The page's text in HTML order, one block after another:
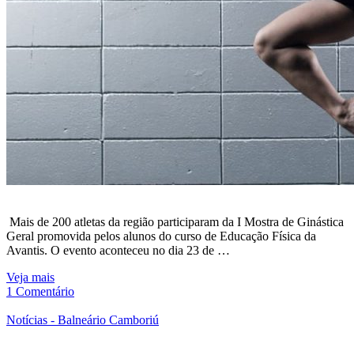
Mais de 200 atletas da região participaram da I Mostra de Ginástica
Geral promovida pelos alunos do curso de Educação Física da
Avantis. O evento aconteceu no dia 23 de …
Veja mais
1 Comentário
Notícias - Balneário Camboriú